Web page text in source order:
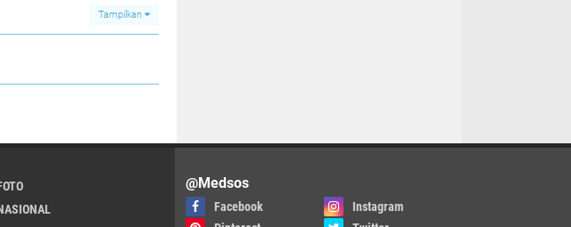
Tampilkan
@Medsos
Facebook
Instagram